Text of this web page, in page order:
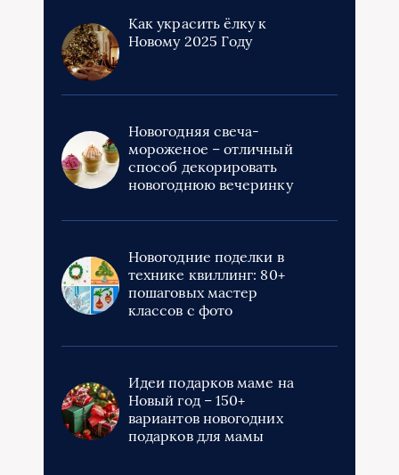
Как украсить ёлку к
Новому 2025 Году
Новогодняя свеча-
мороженое – отличный
способ декорировать
новогоднюю вечеринку
Новогодние поделки в
технике квиллинг: 80+
пошаговых мастер
классов с фото
Идеи подарков маме на
Новый год – 150+
вариантов новогодних
подарков для мамы